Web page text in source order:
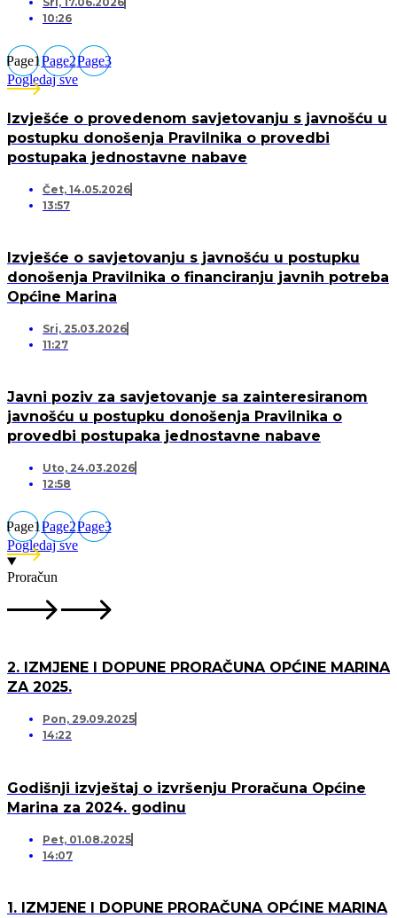
10:26
Page1Page2Page3
Pogledaj sve
Izvješće o provedenom savjetovanju s javnošću u
postupku donošenja Pravilnika o provedbi
postupaka jednostavne nabave
Čet, 14.05.2026
13:57
Izvješće o savjetovanju s javnošću u postupku
donošenja Pravilnika o financiranju javnih potreba
Općine Marina
Sri, 25.03.2026
11:27
Javni poziv za savjetovanje sa zainteresiranom
javnošću u postupku donošenja Pravilnika o
provedbi postupaka jednostavne nabave
Uto, 24.03.2026
12:58
Page1Page2Page3
Pogledaj sve
Proračun
2. IZMJENE I DOPUNE PRORAČUNA OPĆINE MARINA
ZA 2025.
Pon, 29.09.2025
14:22
Godišnji izvještaj o izvršenju Proračuna Općine
Marina za 2024. godinu
Pet, 01.08.2025
14:07
1. IZMJENE I DOPUNE PRORAČUNA OPĆINE MARINA